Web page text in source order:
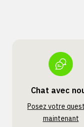
Chat avec
Posez votre
maintenant